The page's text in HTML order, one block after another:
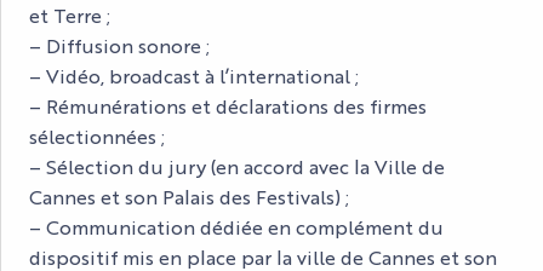
et Terre ;
– Diffusion sonore ;
– Vidéo, broadcast à l’international ;
– Rémunérations et déclarations des firmes
sélectionnées ;
– Sélection du jury (en accord avec la Ville de
Cannes et son Palais des Festivals) ;
– Communication dédiée en complément du
dispositif mis en place par la ville de Cannes et son